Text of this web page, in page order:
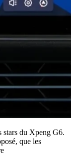
stars du Xpeng G6.
que les